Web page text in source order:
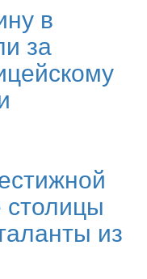
в
за
столицы
из